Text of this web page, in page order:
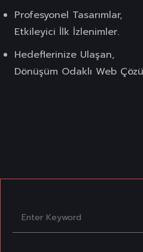
Profesyonel Tasarımlar,
Etkileyici İlk İzlenimler.
Hedeflerinize Ulaşan,
Dönüşüm Odaklı Web